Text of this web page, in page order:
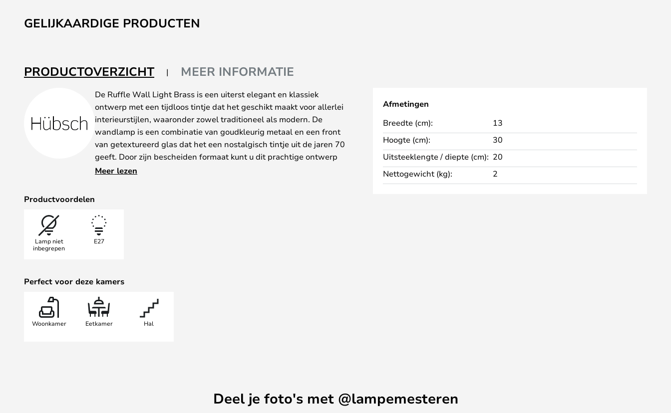
GELIJKAARDIGE PRODUCTEN
PRODUCTOVERZICHT MEER INFORMATIE
De Ruffle Wall Light Brass is een uiterst elegant en klassiek
ontwerp met een tijdloos tintje dat het geschikt maakt voor allerlei
interieurstijlen, waaronder zowel traditioneel als modern. De
wandlamp is een combinatie van goudkleurig metaal en een front
van getextureerd glas dat het een nostalgisch tintje uit de jaren 70
geeft. Door zijn bescheiden formaat kunt u dit prachtige ontwerp
overal in huis plaatsen, waarbij naast het bed, in de gang of naast
enkele lamp alleen gebruiken, maar u kunt ook meerdere
wandlampen bij elkaar plaatsen om een unieke, persoonlijke en
consistente designuiting in uw interieur te creëren.
Meer lezen
Productvoordelen
Lamp niet
inbegrepen
E27
Perfect voor deze kamers
Woonkamer Eetkamer Hal
Afmetingen
Breedte (cm):
13
Hoogte (cm):
30
Uitsteeklengte / diepte (cm): 20
Nettogewicht (kg):
2
Deel je foto's met @lampemesteren